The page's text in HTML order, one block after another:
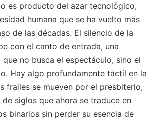
es producto del azar tecnológico,
humana que se ha vuelto más
de las décadas. El silencio de la
con el canto de entrada, una
que no busca el espectáculo, sino el
Hay algo profundamente táctil en la
frailes se mueven por el presbiterio,
siglos que ahora se traduce en
binarios sin perder su esencia de